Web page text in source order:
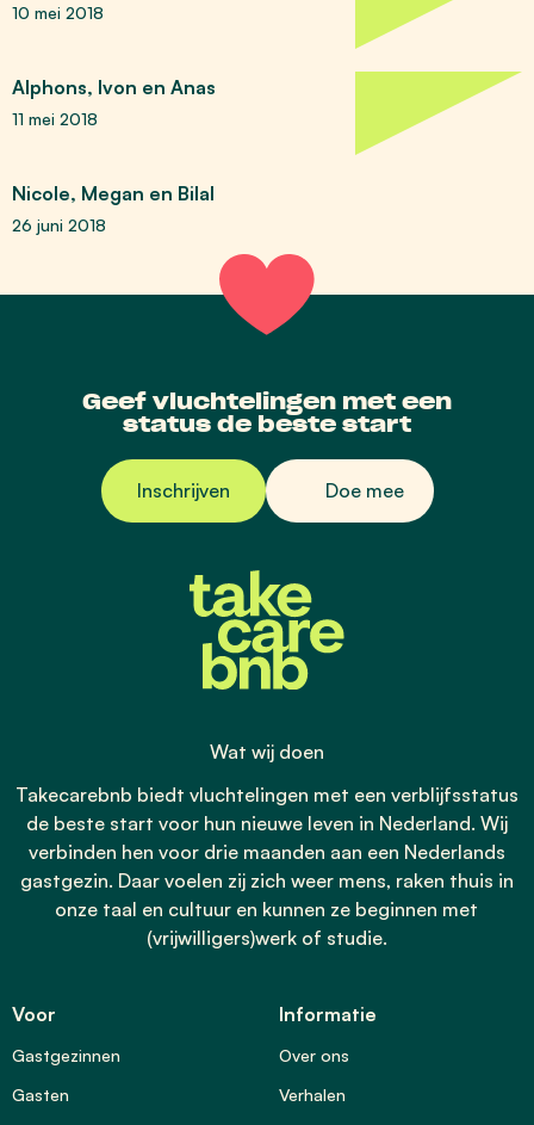
10 mei 2018
Alphons, Ivon en Anas
11 mei 2018
Nicole, Megan en Bilal
26 juni 2018
Geef vluchtelingen met een
status de beste start
Inschrijven Doe mee
Wat wij doen
Takecarebnb biedt vluchtelingen met een verblijfsstatus
de beste start voor hun nieuwe leven in Nederland. Wij
verbinden hen voor drie maanden aan een Nederlands
gastgezin. Daar voelen zij zich weer mens, raken thuis in
onze taal en cultuur en kunnen ze beginnen met
(vrijwilligers)werk of studie.
Voor
Gastgezinnen
Gasten
Informatie
Over ons
Verhalen